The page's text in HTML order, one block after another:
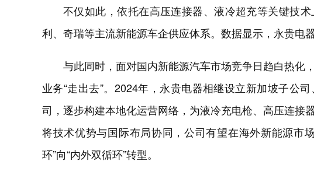
不仅如此，依托在高压连接器、液冷超充等关键技
利、奇瑞等主流新能源车企供应体系。数据显示，永贵电
与此同时，面对国内新能源汽车市场竞争日趋白热化
业务“走出去”。2024年，永贵电器相继设立新加坡子公
司，逐步构建本地化运营网络，为液冷充电枪、高压连接
将技术优势与国际布局协同，公司有望在海外新能源市
环”向“内外双循环”转型。